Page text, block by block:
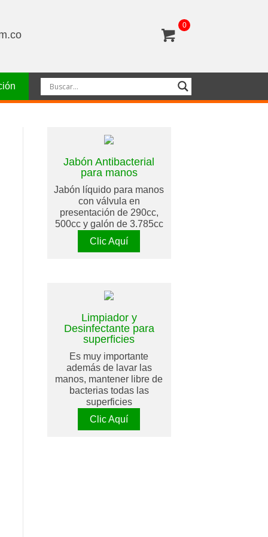
0
Jabón Antibacterial
para manos
Jabón líquido para manos
con válvula en
presentación de 290cc,
500cc y galón de 3.785cc
Clic Aquí
Limpiador y
Desinfectante para
superficies
Es muy importante
además de lavar las
manos, mantener libre de
bacterias todas las
superficies
Clic Aquí